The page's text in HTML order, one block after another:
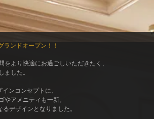
ンドオープン！！
をより快適にお過ごしいただきたく、
ました。
ンコンセプトに、
やアメニティも一新。
デザインとなりました。